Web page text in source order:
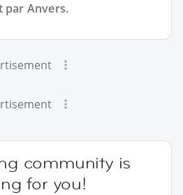
par Anvers.
community is
for you!